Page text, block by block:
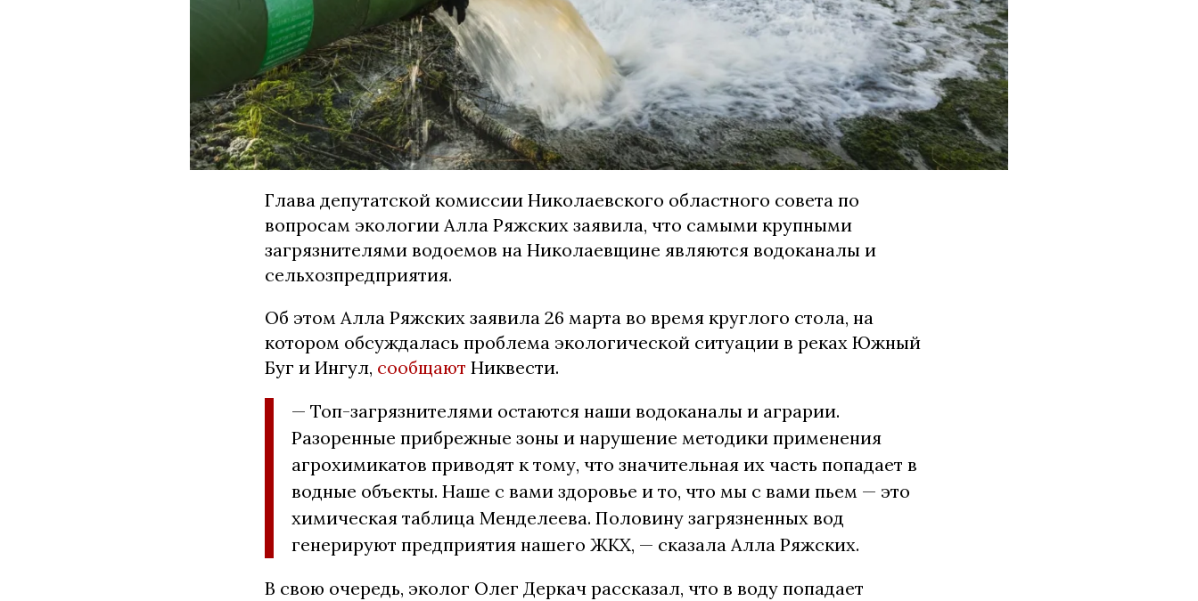
Глава депутатской комиссии Николаевского областного совета по
вопросам экологии Алла Ряжских заявила, что самыми крупными
загрязнителями водоемов на Николаевщине являются водоканалы и
сельхозпредприятия.
Об этом Алла Ряжских заявила 26 марта во время круглого стола, на
котором обсуждалась проблема экологической ситуации в реках Южный
Буг и Ингул, сообщают Никвести.
— Топ-загрязнителями остаются наши водоканалы и аграрии.
Разоренные прибрежные зоны и нарушение методики применения
агрохимикатов приводят к тому, что значительная их часть попадает в
водные объекты. Наше с вами здоровье и то, что мы с вами пьем — это
химическая таблица Менделеева. Половину загрязненных вод
генерируют предприятия нашего ЖКХ, — сказала Алла Ряжских.
В свою очередь, эколог Олег Деркач рассказал, что в воду попадает